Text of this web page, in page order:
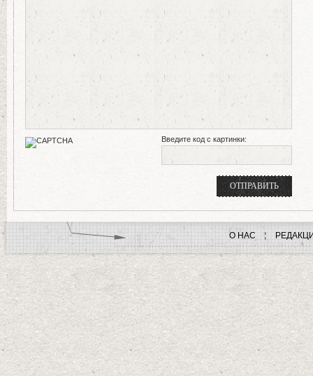
Введите код с картинки:
О НАС